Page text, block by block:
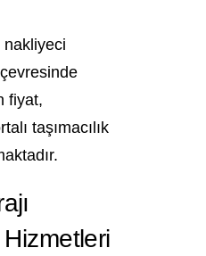
nakliyeci
fiyat,
taşımacılık